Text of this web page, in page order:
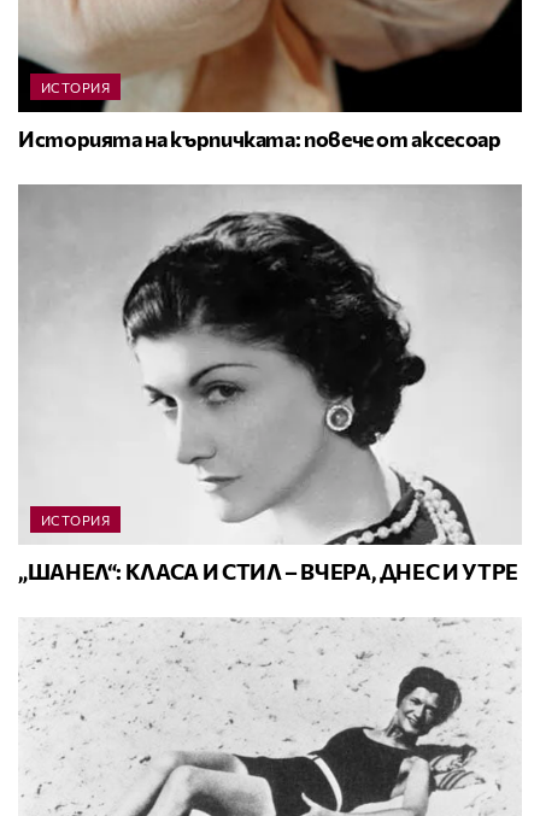
ИСТОРИЯ
Историята на кърпичката: повече от аксесоар
ИСТОРИЯ
„ШАНЕЛ“: КЛАСА И СТИЛ – ВЧЕРА, ДНЕС И УТРЕ